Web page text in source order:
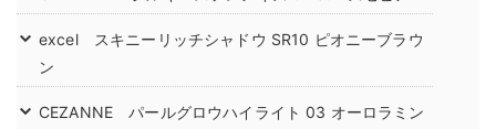
excel スキニーリッチシャドウ SR10 ピオニーブラウ
ン
CEZANNE パールグロウハイライト 03 オーロラミン